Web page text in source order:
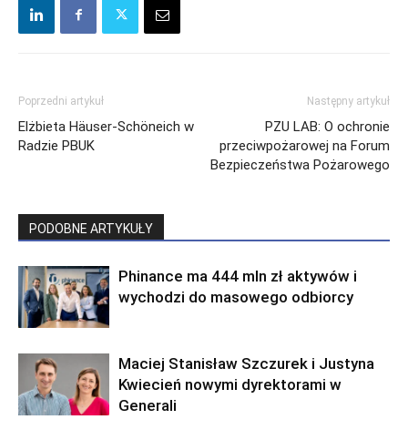
Poprzedni artykuł
Elżbieta Häuser-Schöneich w
Radzie PBUK
Następny artykuł
PZU LAB: O ochronie
przeciwpożarowej na Forum
Bezpieczeństwa Pożarowego
PODOBNE ARTYKUŁY
Phinance ma 444 mln zł aktywów i
wychodzi do masowego odbiorcy
Maciej Stanisław Szczurek i Justyna
Kwiecień nowymi dyrektorami w
Generali